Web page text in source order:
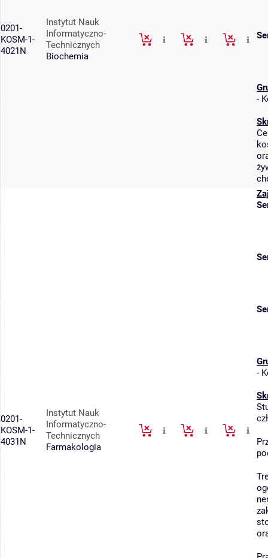
0201-
KOSM-1-
4021N
Instytut Nauk
Informatyczno-
Technicznych
Biochemia
-
0201-
KOSM-1-
4031N
Instytut Nauk
Informatyczno-
Technicznych
Farmakologia
-